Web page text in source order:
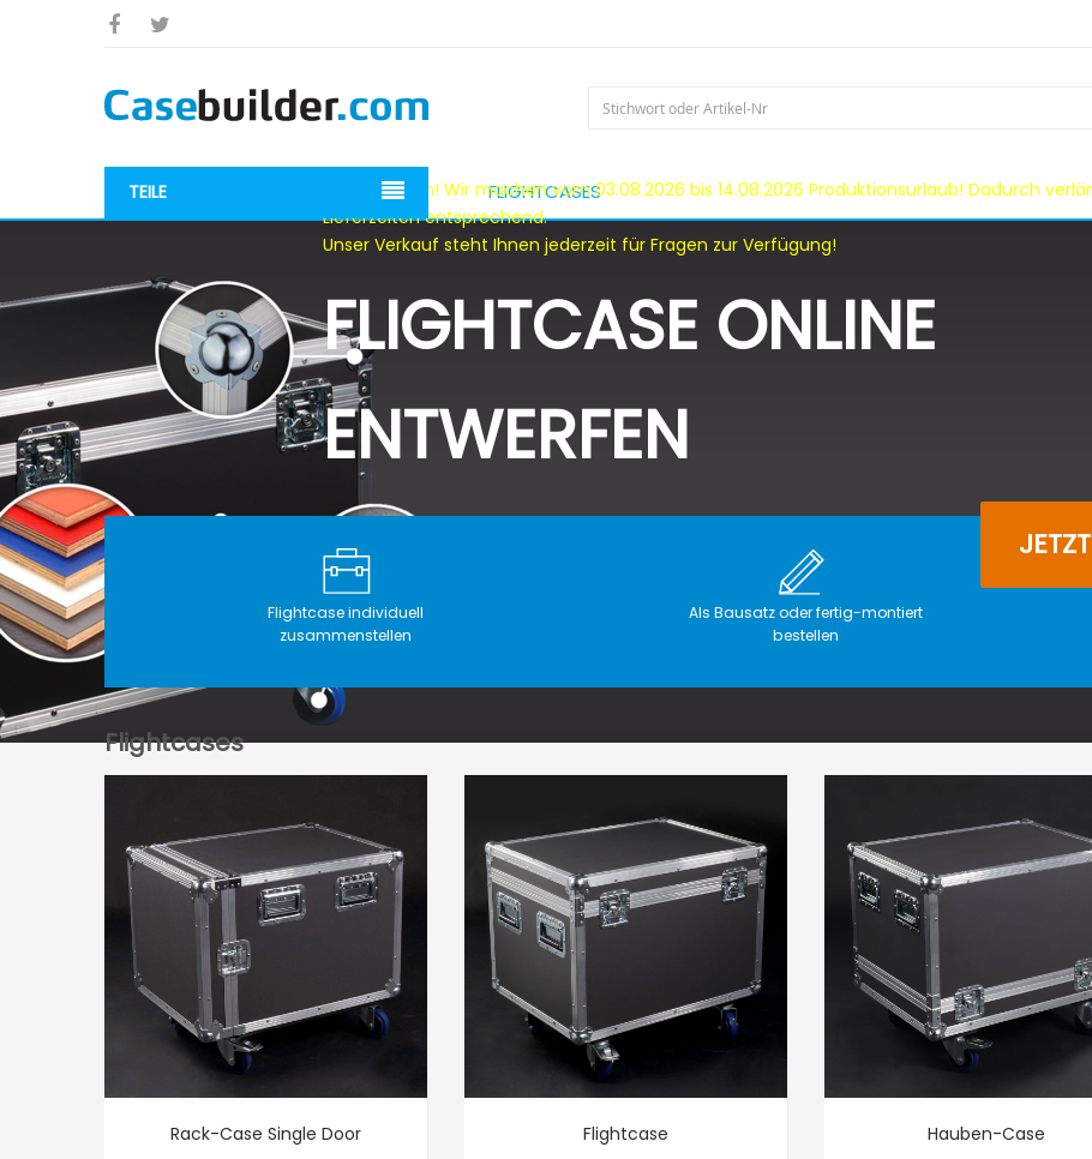
TEILE FLIGHTCASES
Liebe Kunden! Wir machen vom 03.08.2026 bis 14.08.2026 Produktionsurlaub! Dadurch
Lieferzeiten entsprechend.
Unser Verkauf steht Ihnen jederzeit für Fragen zur Verfügung!
FLIGHTCASE ONLINE
ENTWERFEN
Flightcase individuell
zusammenstellen
Als Bausatz oder fertig-montiert
bestellen
Flightcases
Rack-Case Single Door Flightcase Hauben-Case